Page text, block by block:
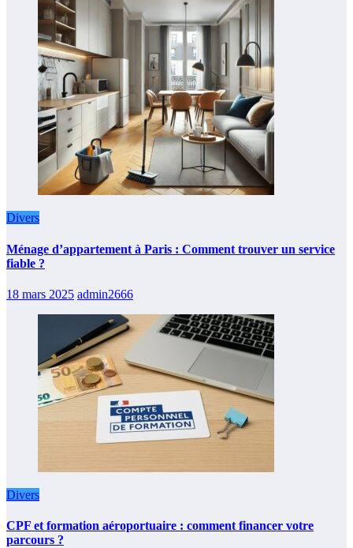
Divers
Ménage d’appartement à Paris : Comment trouver un service
fiable ?
18 mars 2025 admin2666
Divers
CPF et formation aéroportuaire : comment financer votre
parcours ?